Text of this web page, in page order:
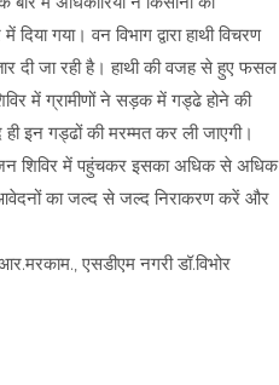
गया। वन विभाग द्वारा हाथी विचरण
दी जा रही है। हाथी की वजह से हुए फसल
में ग्रामीणों ने सड़क में गड्ढे होने की
इन गड्ढों की मरम्मत कर ली जाएगी।
शिविर में पहुंचकर इसका अधिक से अधिक
आवेदनों का जल्द से जल्द निराकरण करें और
एसडीएम नगरी डॉ.विभोर